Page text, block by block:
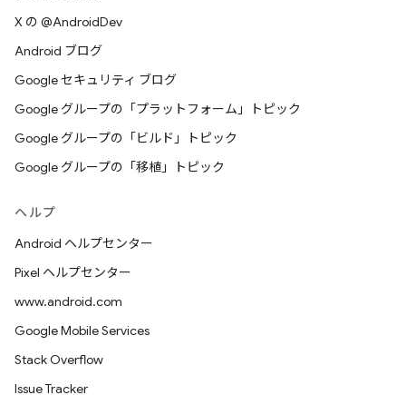
X の @AndroidDev
Android ブログ
Google セキュリティ ブログ
Google グループの「プラットフォーム」トピック
Google グループの「ビルド」トピック
Google グループの「移植」トピック
ヘルプ
Android ヘルプセンター
Pixel ヘルプセンター
www.android.com
Google Mobile Services
Stack Overflow
Issue Tracker